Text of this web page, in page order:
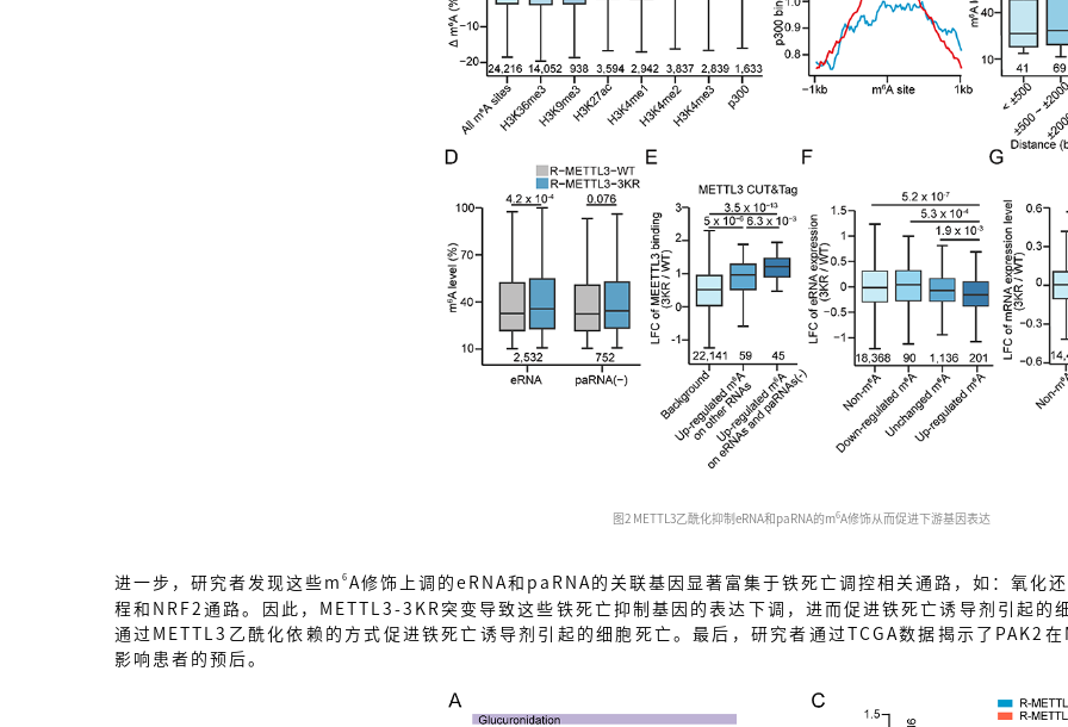
图2 METTL3乙酰化抑制eRNA和paRNA的m6A修饰从而促进下游基因表达
进一步，研究者发现这些m 6 A修饰上调的eRNA和paRNA的关联基因显著富集于铁死亡调控相关通路，如：氧化
程和NRF2通路。因此，METTL3-3KR突变导致这些铁死亡抑制基因的表达下调，进而促进铁死亡诱导剂引起的
通过METTL3乙酰化依赖的方式促进铁死亡诱导剂引起的细胞死亡。最后，研究者通过TCGA数据揭示了PAK2
影响患者的预后。